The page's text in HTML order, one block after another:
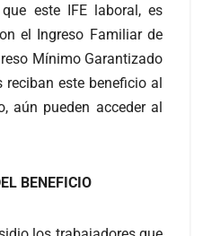
este IFE laboral, es
el Ingreso Familiar de
Mínimo Garantizado
reciban este beneficio al
aún pueden acceder al
BENEFICIO